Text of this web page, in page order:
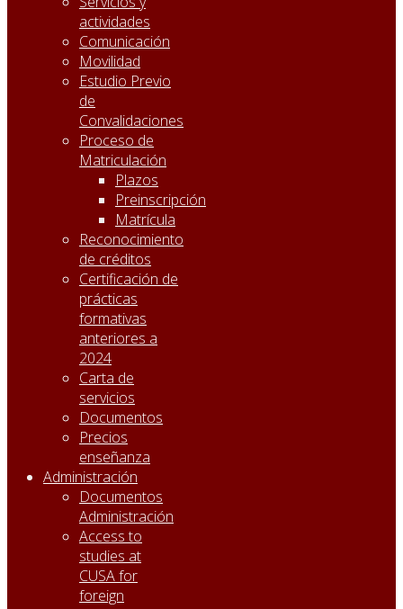
actividades
Comunicación
Movilidad
Estudio Previo
de
Convalidaciones
Proceso de
Matriculación
Plazos
Preinscripción
Matrícula
Reconocimiento
de créditos
Certificación de
prácticas
formativas
anteriores a
2024
Carta de
servicios
Documentos
Precios
enseñanza
Administración
Documentos
Administración
Access to
studies at
CUSA for
foreign